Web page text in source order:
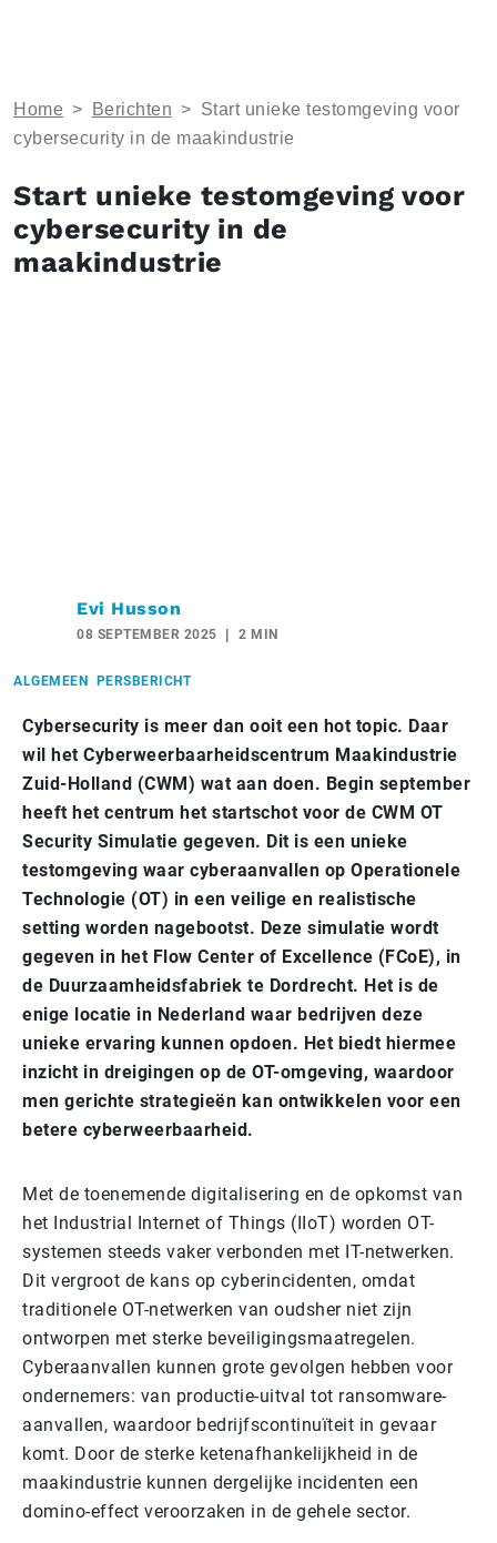
Home > Berichten > Start unieke testomgeving voor
cybersecurity in de maakindustrie
Start unieke testomgeving voor
cybersecurity in de
maakindustrie
Evi Husson
08 SEPTEMBER 2025 2 MIN
ALGEMEEN PERSBERICHT
Cybersecurity is meer dan ooit een hot topic. Daar
wil het Cyberweerbaarheidscentrum Maakindustrie
Zuid-Holland (CWM) wat aan doen. Begin september
heeft het centrum het startschot voor de CWM OT
Security Simulatie gegeven. Dit is een unieke
testomgeving waar cyberaanvallen op Operationele
Technologie (OT) in een veilige en realistische
setting worden nagebootst. Deze simulatie wordt
gegeven in het Flow Center of Excellence (FCoE), in
de Duurzaamheidsfabriek te Dordrecht. Het is de
enige locatie in Nederland waar bedrijven deze
unieke ervaring kunnen opdoen. Het biedt hiermee
inzicht in dreigingen op de OT-omgeving, waardoor
men gerichte strategieën kan ontwikkelen voor een
betere cyberweerbaarheid.
Met de toenemende digitalisering en de opkomst van
het Industrial Internet of Things (IIoT) worden OT-
systemen steeds vaker verbonden met IT-netwerken.
Dit vergroot de kans op cyberincidenten, omdat
traditionele OT-netwerken van oudsher niet zijn
ontworpen met sterke beveiligingsmaatregelen.
Cyberaanvallen kunnen grote gevolgen hebben voor
ondernemers: van productie-uitval tot ransomware-
aanvallen, waardoor bedrijfscontinuïteit in gevaar
komt. Door de sterke ketenafhankelijkheid in de
maakindustrie kunnen dergelijke incidenten een
domino-effect veroorzaken in de gehele sector.